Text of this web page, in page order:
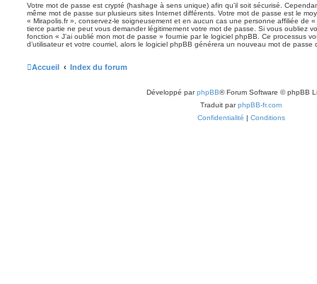
Votre mot de passe est crypté (hashage à sens unique) afin qu’il soit sécurisé.
même mot de passe sur plusieurs sites Internet différents. Votre mot de passe est le
« Mirapolis.fr », conservez-le soigneusement et en aucun cas une personne affiliée de
tierce partie ne peut vous demander légitimement votre mot de passe. Si vous oubliez
fonction « J’ai oublié mon mot de passe » fournie par le logiciel phpBB. Ce processus
d’utilisateur et votre courriel, alors le logiciel phpBB générera un nouveau mot de
Accueil Index du forum
Développé parphpBB® Forum Software © phpBB
Traduit parphpBB-fr.com
Confidentialité | Conditions